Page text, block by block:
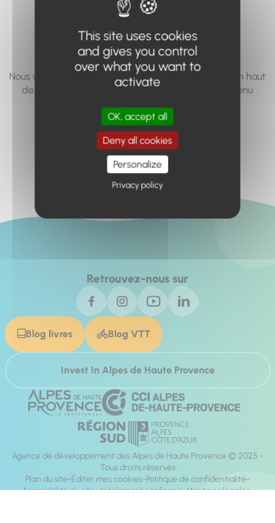
accéder n'existe
pas... ou plus.
Nous vous invitons à utiliser le moteur de recherche en haut
de page, ou à utiliser le menu pour trouver le contenu
Retour à l'accueil
Retrouvez-nous sur
Blog livres Blog VTT
Invest In Alpes de Haute Provence
Agence de développement des Alpes de Haute Provence © 2025 -
Tous droits réservés
Plan du site Éditer mes cookies Politique de confidentialité
Accessibilité du site : totalement conforme Mentions légales
This site uses cookies
and gives you control
over what you want to
activate
OK, accept all
Deny all cookies
Personalize
Privacy policy